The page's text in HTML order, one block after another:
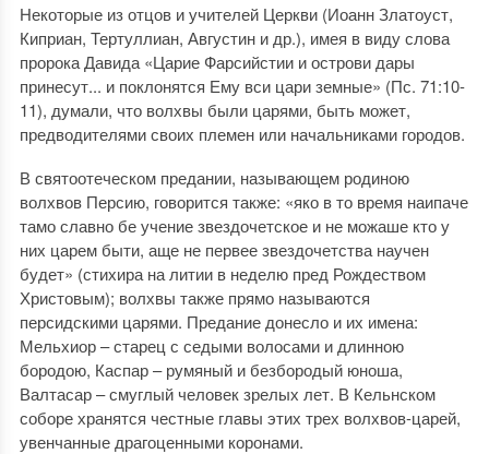
Некоторые из отцов и учителей Церкви (Иоанн Златоуст,
Киприан, Тертуллиан, Августин и др.), имея в виду слова
пророка Давида «Царие Фарсийстии и острови дары
принесут... и поклонятся Ему вси цари земные» (Пс. 71:10-
11), думали, что волхвы были царями, быть может,
предводителями своих племен или начальниками городов.
В святоотеческом предании, называющем родиною
волхвов Персию, говорится также: «яко в то время наипаче
тамо славно бе учение звездочетское и не можаше кто у
них царем быти, аще не первее звездочетства научен
будет» (стихира на литии в неделю пред Рождеством
Христовым); волхвы также прямо называются
персидскими царями. Предание донесло и их имена:
Мельхиор – старец с седыми волосами и длинною
бородою, Каспар – румяный и безбородый юноша,
Валтасар – смуглый человек зрелых лет. В Кельнском
соборе хранятся честные главы этих трех волхвов-царей,
увенчанные драгоценными коронами.